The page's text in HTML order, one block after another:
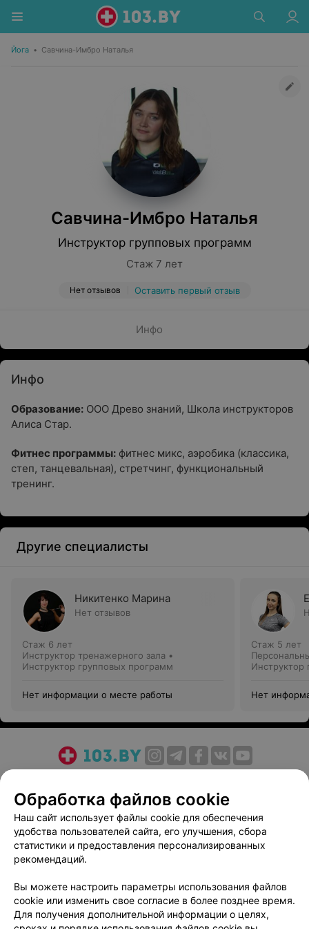
Йога • Савчина-Имбро Наталья
Савчина-Имбро Наталья
Инструктор групповых программ
Стаж 7 лет
Нет отзывов Оставить первый отзыв
Инфо
Инфо
Образование: ООО Древо знаний, Школа инструкторов
Алиса Стар.
Фитнес программы: фитнес микс, аэробика (классика,
степ, танцевальная), стретчинг, функциональный
тренинг.
Другие специалисты
Никитенко Марина
Нет отзывов
Стаж 6 лет
Инструктор тренажерного зала •
Инструктор групповых программ
Нет информации о месте работы
Стаж 5 лет
Инструктор
Нет
Медицинский маркетинг
Публичный договор
Пользовательское соглашение
Способы оплаты
Вакансии
Партнеры
Написать руководителю 103.by
Персональные настройки cookie
Обработка персональных данных
Обработка файлов cookie
Наш сайт использует файлы cookie для обеспечения
удобства пользователей сайта, его улучшения, сбора
статистики и предоставления персонализированных
рекомендаций.
Вы можете настроить параметры использования файлов
cookie или изменить свое согласие в более позднее время.
Для получения дополнительной информации о целях,